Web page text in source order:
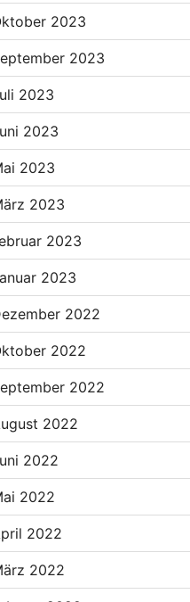
2023
2023
2023
2023
2023
2023
2023
2023
2022
2022
2022
2022
2022
2022
2022
2022